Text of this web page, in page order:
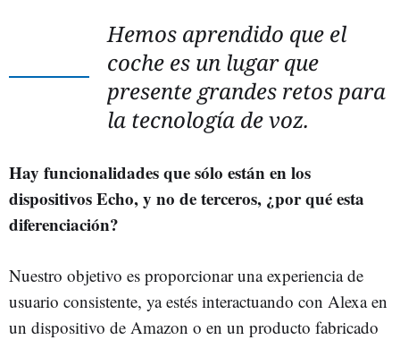
Hemos aprendido que el
coche es un lugar que
presente grandes retos para
la tecnología de voz.
Hay funcionalidades que sólo están en los
dispositivos Echo, y no de terceros, ¿por qué esta
diferenciación?
Nuestro objetivo es proporcionar una experiencia de
usuario consistente, ya estés interactuando con Alexa en
un dispositivo de Amazon o en un producto fabricado